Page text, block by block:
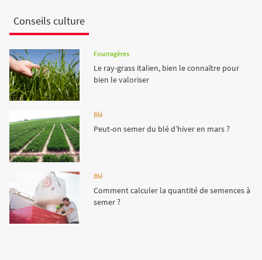
Conseils culture
Fourragères
Le ray-grass italien, bien le connaître pour
bien le valoriser
Blé
Peut-on semer du blé d’hiver en mars ?
Blé
Comment calculer la quantité de semences à
semer ?